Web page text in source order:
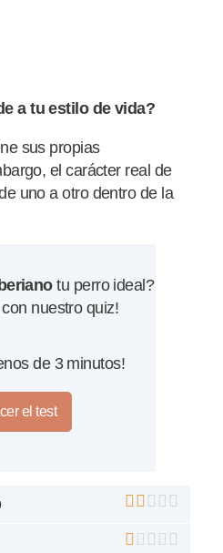
a tu estilo de vida?
sus propias
el carácter real de
uno a otro dentro de la
tu perro ideal?
nuestro quiz!
de 3 minutos!
el test